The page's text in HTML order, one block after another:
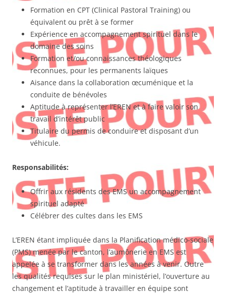
Formation en CPT (Clinical Pastoral Training) ou
équivalent ou prêt à se former
Expérience en accompagnement spirituel dans le
domaine des soins
Formation et/ou connaissances théologiques
reconnues, pour les permanents laïques
Aisance dans la collaboration œcuménique et la
conduite de bénévoles
Aptitude à représenter l’EREN et à faire valoir son
travail d’intérêt public
Titulaire du permis de conduire et disposant d’un
véhicule.
Responsabilités:
Offrir aux résidents des EMS un accompagnement
spirituel adapté
Célébrer des cultes dans les EMS
L’EREN étant impliquée dans la Planification médico-sociale
(PMS) menée par le canton, l’aumônerie en EMS est
appelée à se transformer dans les années à venir. Outre
les qualités requises sur le plan ministériel, l’ouverture au
changement et l’aptitude à travailler en équipe sont